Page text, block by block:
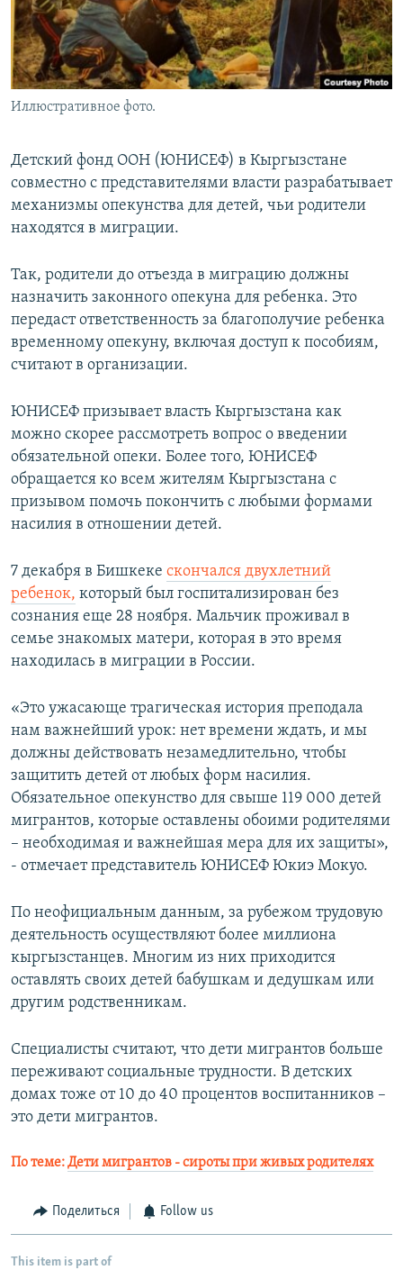
Иллюстративное фото.
Детский фонд ООН (ЮНИСЕФ) в Кыргызстане
совместно с представителями власти разрабатывает
механизмы опекунства для детей, чьи родители
находятся в миграции.
Так, родители до отъезда в миграцию должны
назначить законного опекуна для ребенка. Это
передаст ответственность за благополучие ребенка
временному опекуну, включая доступ к пособиям,
считают в организации.
ЮНИСЕФ призывает власть Кыргызстана как
можно скорее рассмотреть вопрос о введении
обязательной опеки. Более того, ЮНИСЕФ
обращается ко всем жителям Кыргызстана с
призывом помочь покончить с любыми формами
насилия в отношении детей.
7 декабря в Бишкеке скончался двухлетний
ребенок, который был госпитализирован без
сознания еще 28 ноября. Мальчик проживал в
семье знакомых матери, которая в это время
находилась в миграции в России.
«Это ужасающе трагическая история преподала
нам важнейший урок: нет времени ждать, и мы
должны действовать незамедлительно, чтобы
защитить детей от любых форм насилия.
Обязательное опекунство для свыше 119 000 детей
мигрантов, которые оставлены обоими родителями
– необходимая и важнейшая мера для их защиты»,
- отмечает представитель ЮНИСЕФ Юкиэ Мокуо.
По неофициальным данным, за рубежом трудовую
деятельность осуществляют более миллиона
кыргызстанцев. Многим из них приходится
оставлять своих детей бабушкам и дедушкам или
другим родственникам.
Специалисты считают, что дети мигрантов больше
переживают социальные трудности. В детских
домах тоже от 10 до 40 процентов воспитанников –
это дети мигрантов.
По теме:Дети мигрантов - сироты при живых родителях
Поделиться Follow us
This item is part of